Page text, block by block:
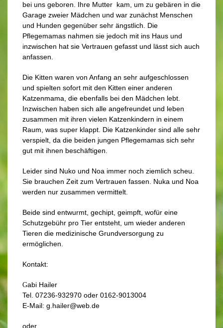
bei uns geboren. Ihre Mutter kam, um zu gebären in die
Garage zweier Mädchen und war zunächst Menschen
und Hunden gegenüber sehr ängstlich. Die
Pflegemamas nahmen sie jedoch mit ins Haus und
inzwischen hat sie Vertrauen gefasst und lässt sich auch
anfassen.
Die Kitten waren von Anfang an sehr aufgeschlossen
und spielten sofort mit den Kitten einer anderen
Katzenmama, die ebenfalls bei den Mädchen lebt.
Inzwischen haben sich alle angefreundet und leben
zusammen mit ihren vielen Katzenkindern in einem
Raum, was super klappt. Die Katzenkinder sind alle sehr
verspielt, da die beiden jungen Pflegemamas sich sehr
gut mit ihnen beschäftigen.
Leider sind Nuko und Noa immer noch ziemlich scheu.
Sie brauchen Zeit zum Vertrauen fassen. Nuka und Noa
werden nur zusammen vermittelt.
Beide sind entwurmt, gechipt, geimpft, wofür eine
Schutzgebühr pro Tier entsteht, um wieder anderen
Tieren die medizinische Grundversorgung zu
ermöglichen.
Kontakt:
Gabi Hailer
Tel. 07236-932970 oder 0162-9013004
E-Mail: g.hailer@web.de
oder